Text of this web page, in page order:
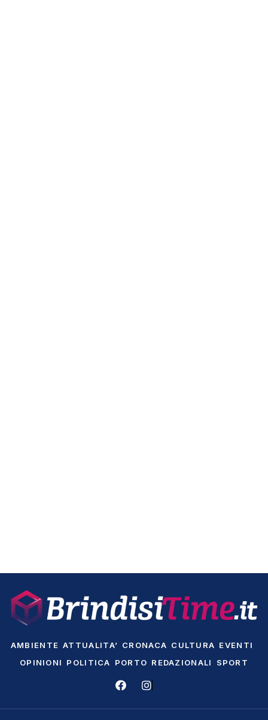
AMBIENTE ATTUALITA’ CRONACA CULTURA EVENTI
OPINIONI
POLITICA PORTO REDAZIONALI SPORT